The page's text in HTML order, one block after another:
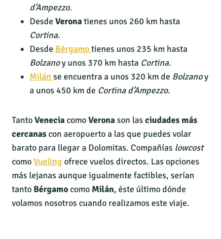
d’Ampezzo.
Desde Veronatienes unos 260 km hasta
Cortina.
Desde Bérgamotienes unos 235 km hasta
Bolzanoy unos 370 km hasta Cortina.
Milán se encuentra a unos 320 km de Bolzanoy
a unos 450 km de Cortina d’Ampezzo.
TantoVeneciacomoVeronason lasciudades más
cercanascon aeropuerto a las que puedes volar
barato para llegar a Dolomitas. Compañías lowcost
comoVueling ofrece vuelos directos. Las opciones
más lejanas aunque igualmente factibles, serían
tanto Bérgamocomo Milán, éste último dónde
volamos nosotros cuando realizamos este viaje.